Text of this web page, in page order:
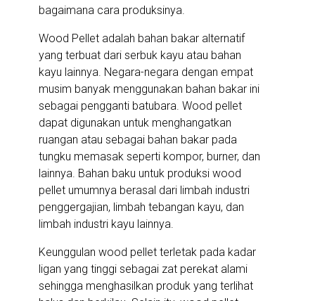
bagaimana cara produksinya.
Wood Pellet adalah bahan bakar alternatif
yang terbuat dari serbuk kayu atau bahan
kayu lainnya. Negara-negara dengan empat
musim banyak menggunakan bahan bakar ini
sebagai pengganti batubara. Wood pellet
dapat digunakan untuk menghangatkan
ruangan atau sebagai bahan bakar pada
tungku memasak seperti kompor, burner, dan
lainnya. Bahan baku untuk produksi wood
pellet umumnya berasal dari limbah industri
penggergajian, limbah tebangan kayu, dan
limbah industri kayu lainnya.
Keunggulan wood pellet terletak pada kadar
ligan yang tinggi sebagai zat perekat alami
sehingga menghasilkan produk yang terlihat